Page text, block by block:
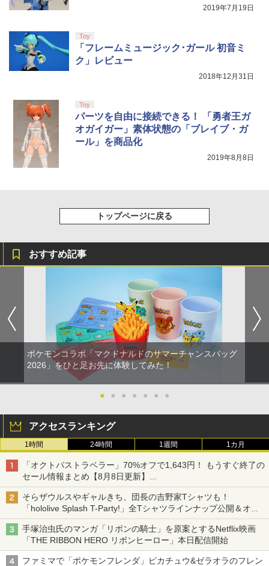
2019年7月19日
Toy
「フレームミュージック･ガール 初音ミ
ク」レビュー
2018年12月31日
Toy
パーツを自由に接続できる！ 「勇者王ガ
オガイガー」素体状態の「ブレイブ・ガ
ール」を商品化
2019年8月8日
トップページに戻る
おすすめ記事
ポケモンコラボ「マクドナルドのサマーチャンスバッグ
2026」をひと足お先に体験してみた！
● ● ● ● ● ● ●
アクセスランキング
1時間 24時間 1週間 1カ月
「オクトパストラベラー」70%オフで1,643円！ もうすぐ終了の
セール情報まとめ【8月8日更新】
ニンテンドーeショップでは「大神 絶景版」が67%オフで990円
そらザウルスやギャルきち、団長の吉野家Tシャツも！
「hololive Splash T-Party!」全Tシャツラインナップ公開＆オン
ライン販売開始
手塚治虫氏のマンガ「リボンの騎士」を原案とするNetflix映画
「THE RIBBON HERO リボンヒーロー」本日配信開始
ファミマで「ポケモンフレンダ」ピカチュウ&ゼラオラのフレン